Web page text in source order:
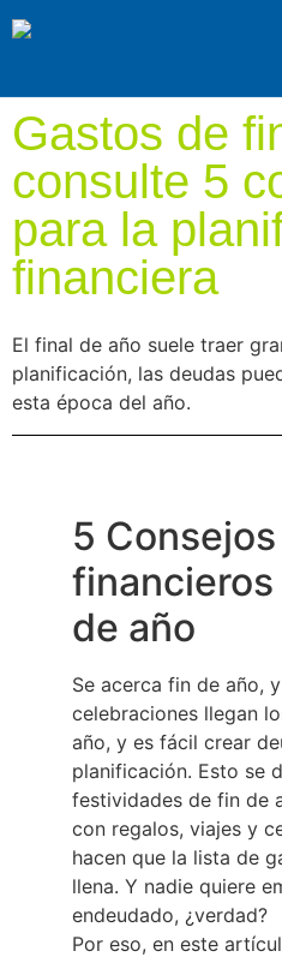
Gastos de
consulte 5
para la
financiera
El final de año suele traer
planificación, las deudas
esta época del año.
5 Consejos
de año
Se acerca fin de año,
celebraciones llegan
año, y es fácil crear
planificación. Esto se
festividades de fin de
con regalos, viajes y
hacen que la lista de
llena. Y nadie quiere
endeudado, ¿verdad?
Por eso, en este